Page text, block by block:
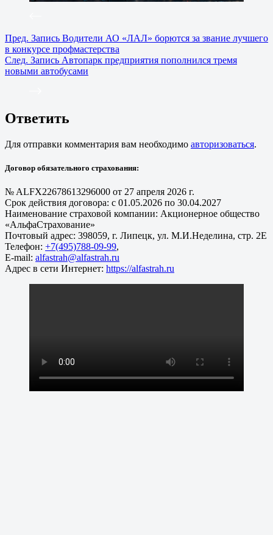
Пред. Запись Водители АО «ЛАЛ» борются за звание лучшего
в конкурсе профмастерства
След. Запись Автопарк предприятия пополнился тремя
новыми автобусами
Ответить
Для отправки комментария вам необходимо авторизоваться.
Договор обязательного страхования:
№ ALFX22678613296000 от 27 апреля 2026 г.
Срок действия договора: с 01.05.2026 по 30.04.2027
Наименование страховой компании: Акционерное общество
«АльфаСтрахование»
Почтовый адрес: 398059, г. Липецк, ул. М.И.Неделина, стр. 2Е
Телефон: +7(495)788-09-99,
E-mail: alfastrah@alfastrah.ru
Адрес в сети Интернет: https://alfastrah.ru